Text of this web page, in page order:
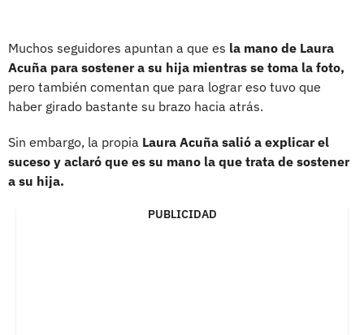
Muchos seguidores apuntan a que es la mano de Laura
Acuña para sostener a su hija mientras se toma la foto,
pero también comentan que para lograr eso tuvo que
haber girado bastante su brazo hacia atrás.
Sin embargo, la propia Laura Acuña salió a explicar el
suceso y aclaró que es su mano la que trata de sostener
a su hija.
PUBLICIDAD